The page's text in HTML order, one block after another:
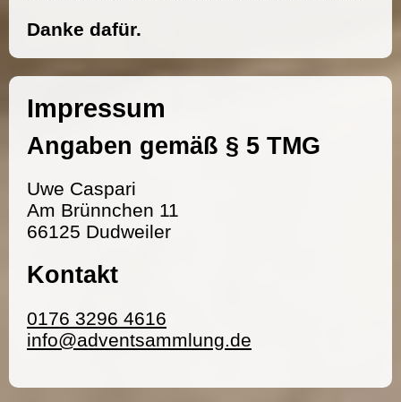
Danke dafür.
Impressum
Angaben gemäß § 5 TMG
Uwe Caspari
Am Brünnchen 11
66125 Dudweiler
Kontakt
0176 3296 4616
info@adventsammlung.de